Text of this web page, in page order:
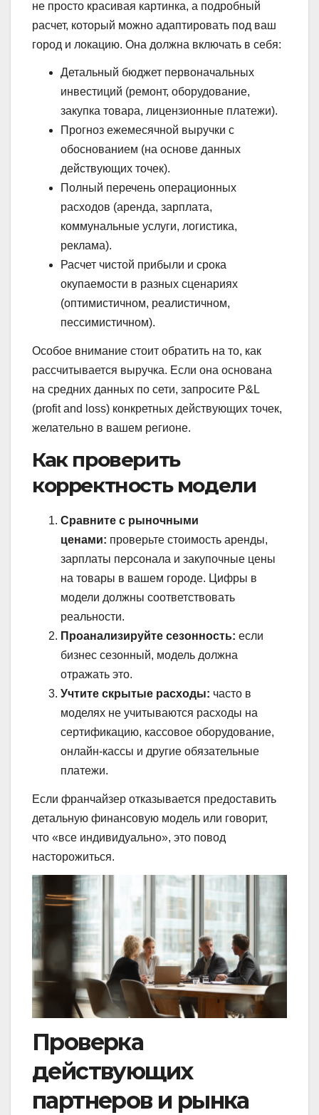
не просто красивая картинка, а подробный
расчет, который можно адаптировать под ваш
город и локацию. Она должна включать в себя:
Детальный бюджет первоначальных
инвестиций (ремонт, оборудование,
закупка товара, лицензионные платежи).
Прогноз ежемесячной выручки с
обоснованием (на основе данных
действующих точек).
Полный перечень операционных
расходов (аренда, зарплата,
коммунальные услуги, логистика,
реклама).
Расчет чистой прибыли и срока
окупаемости в разных сценариях
(оптимистичном, реалистичном,
пессимистичном).
Особое внимание стоит обратить на то, как
рассчитывается выручка. Если она основана
на средних данных по сети, запросите P&L
(profit and loss) конкретных действующих точек,
желательно в вашем регионе.
Как проверить
корректность модели
Сравните с рыночными
ценами: проверьте стоимость аренды,
зарплаты персонала и закупочные цены
на товары в вашем городе. Цифры в
модели должны соответствовать
реальности.
Проанализируйте сезонность: если
бизнес сезонный, модель должна
отражать это.
Учтите скрытые расходы: часто в
моделях не учитываются расходы на
сертификацию, кассовое оборудование,
онлайн-кассы и другие обязательные
платежи.
Если франчайзер отказывается предоставить
детальную финансовую модель или говорит,
что «все индивидуально», это повод
насторожиться.
Проверка
действующих
партнеров и рынка